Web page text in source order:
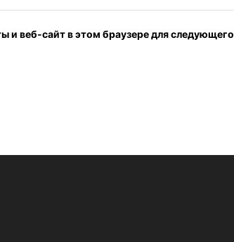
и веб-сайт в этом браузере для следующего